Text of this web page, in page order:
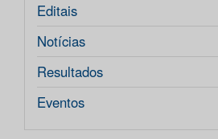
Editais
Notícias
Resultados
Eventos